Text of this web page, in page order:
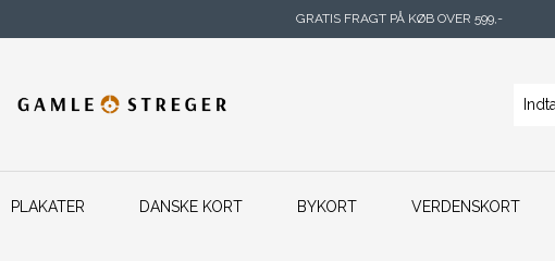
GRATIS FRAGT PÅ KØB OVER 599,-
PLAKATER DANSKE KORT BYKORT VERDENSKORT